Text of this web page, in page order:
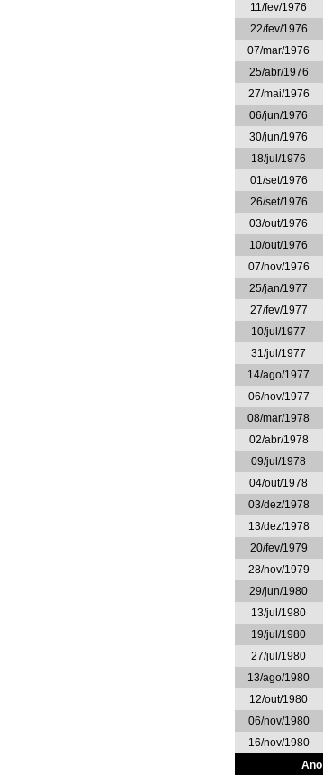
11/fev/1976
22/fev/1976
07/mar/1976
25/abr/1976
27/mai/1976
06/jun/1976
30/jun/1976
18/jul/1976
01/set/1976
26/set/1976
03/out/1976
10/out/1976
07/nov/1976
25/jan/1977
27/fev/1977
10/jul/1977
31/jul/1977
14/ago/1977
06/nov/1977
08/mar/1978
02/abr/1978
09/jul/1978
04/out/1978
03/dez/1978
13/dez/1978
20/fev/1979
28/nov/1979
29/jun/1980
13/jul/1980
19/jul/1980
27/jul/1980
13/ago/1980
12/out/1980
06/nov/1980
16/nov/1980
Ano